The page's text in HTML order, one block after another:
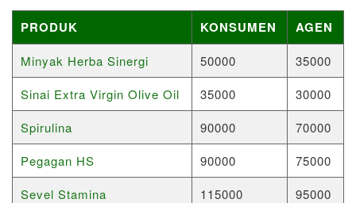
PRODUK KONSUMEN AGEN
Minyak Herba Sinergi 50000
35000
Sinai Extra Virgin Olive Oil
35000
30000
Spirulina
90000
70000
Pegagan HS
90000
75000
Sevel Stamina
115000
95000